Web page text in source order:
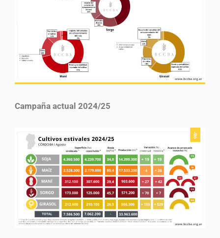
Campaña actual 2024/25